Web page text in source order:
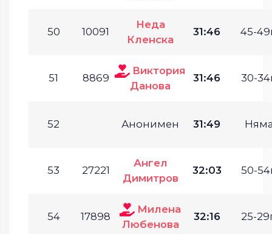
50 10091
Неда
Кленска
31:46 45-
51 8869
Виктория
Данова
31:46 30-
52 Анонимен 31:49
53 27221
Ангел
Димитров
32:03 50-
54 17898
Милена
Любенова
32:16 25-